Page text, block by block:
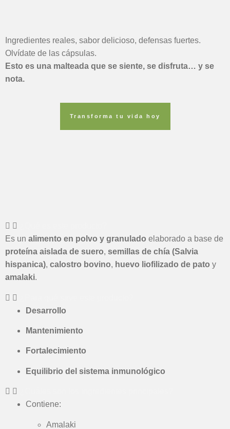
Ingredientes reales, sabor delicioso, defensas fuertes.
Olvídate de las cápsulas.
Esto es una malteada que se siente, se disfruta… y se
nota.
Transforma tu vida hoy
Es un alimento en polvo y granulado elaborado a base de
proteína aislada de suero, semillas de chía (Salvia
hispanica), calostro bovino, huevo liofilizado de pato y
amalaki.
Desarrollo
Mantenimiento
Fortalecimiento
Equilibrio del sistema inmunológico
Contiene:
Amalaki